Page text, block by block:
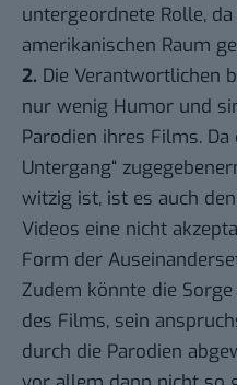
untergeordnete Rolle,
amerikanischen Raum
2. Die Verantwortlichen
nur wenig Humor und
Parodien ihres Films. Da
Untergang“
witzig ist, ist es auch
Videos eine nicht
Form der
Zudem könnte die
des Films, sein
durch die Parodien